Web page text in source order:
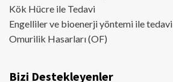
Kök Hücre ile Tedavi
Engelliler ve bioenerji yöntemi ile tedavi
Omurilik Hasarları (OF)
Bizi Destekleyenler